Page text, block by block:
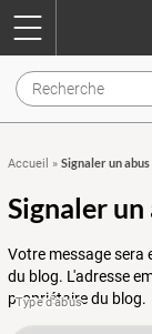
Accueil » Signaler un abus
Signaler un
Votre message sera
du blog. L'adresse
propriétaire du blog.